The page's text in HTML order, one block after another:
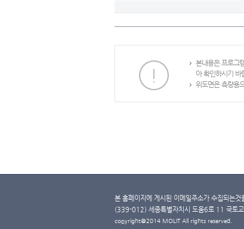
본내용은 프로그
아 확인하시기 바
위도면은 측량용
본 홈페이지에 게시된 이메일주소가 수집되는
(339-012) 세종특별자치시 도움6로 11 국
copyright@2014 MOLIT All rights reserved.